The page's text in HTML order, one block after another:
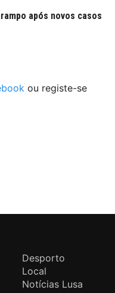
após novos casos
ou registe-se
Desporto
Local
Notícias Lusa